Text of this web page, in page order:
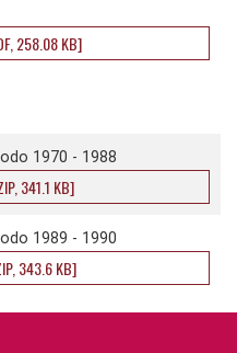
258.08 KB]
1970 - 1988
341.1 KB]
1989 - 1990
343.6 KB]